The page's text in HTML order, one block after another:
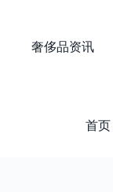
奢侈品资讯
首页